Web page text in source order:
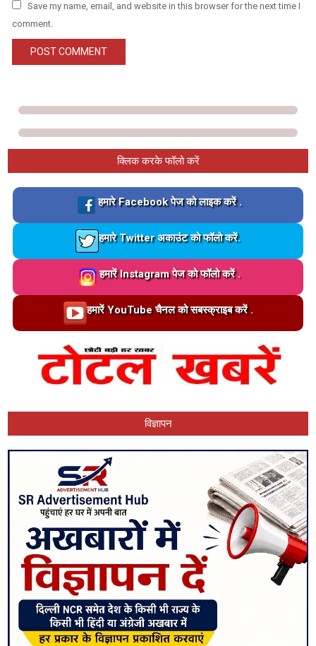
Save my name, email, and website in this browser for the next time I
comment.
क्लिक करके फॉलो करें
Loading…
हमारे Facebook पेज को लाइक करें .
Loading…
हमारे Twitter अकाउंट को फॉलो करें.
Loading…
हमारें Instagram पेज को फॉलो करें .
Loading…हमारें YouTube चैनल को सबस्क्राइब करें .
विज्ञापन